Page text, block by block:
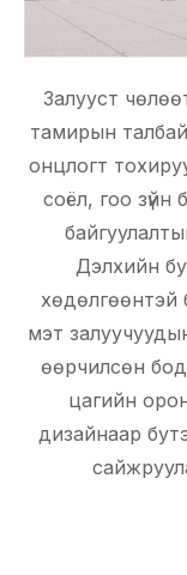
Залууст
тамирын талбай
онцлогт
соёл, гоо зүйн
Дэлхийн
хөдөлгөөнтэй
мэт
өөрчилсөн
цагийн
дизайнаар